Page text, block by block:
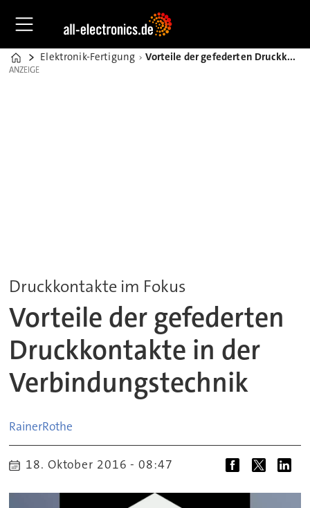
Home
Elektronik-Fertigung Vorteile der gefederten Druckkontakte in der Verbindungstechnik
ANZEIGE
ANZEIGE
Druckkontakte im Fokus
Vorteile der gefederten
Druckkontakte in der
Verbindungstechnik
RainerRothe
18. Oktober 2016 - 08:47